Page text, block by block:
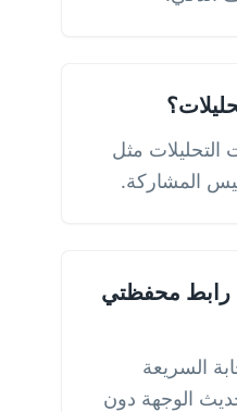
التحليلات مثل
المشاركة.
رابط محفظتي
السريعة
الوجهة دون